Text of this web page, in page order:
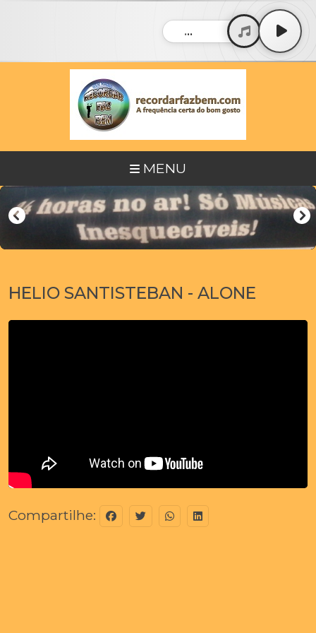
...
MENU
HELIO SANTISTEBAN - ALONE
Compartilhe: